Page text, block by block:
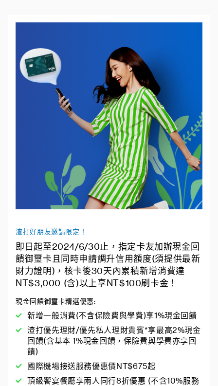
渣打好朋友邀請限定！
即日起至2024/6/30止，指定卡友加辦現金回
饋御璽卡且同時申請調升信用額度(須提供最新
財力證明)，核卡後30天內累積新增消費達
NT$3,000 (含)以上享NT$100刷卡金！
現金回饋御璽卡精選優惠:
新增一般消費(不含保險費與學費)享1%現金回饋
渣打優先理財/優先私人理財貴賓*享最高2%現金
回饋(含基本 1%現金回饋，保險費與學費亦享回
饋)
國際機場接送服務優惠價NT$675起
頂級饗宴餐廳享兩人同行8折優惠 (不含10%服務